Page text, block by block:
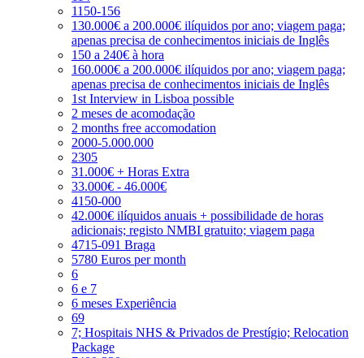
1150-156
130.000€ a 200.000€ ilíquidos por ano; viagem paga;
apenas precisa de conhecimentos iniciais de Inglês
150 a 240€ à hora
160.000€ a 200.000€ ilíquidos por ano; viagem paga;
apenas precisa de conhecimentos iniciais de Inglês
1st Interview in Lisboa possible
2 meses de acomodação
2 months free accomodation
2000-5.000.000
2305
31.000€ + Horas Extra
33.000€ - 46.000€
4150-000
42.000€ ilíquidos anuais + possibilidade de horas
adicionais; registo NMBI gratuito; viagem paga
4715-091 Braga
5780 Euros per month
6
6 e 7
6 meses Experiência
69
7; Hospitais NHS & Privados de Prestígio; Relocation
Package